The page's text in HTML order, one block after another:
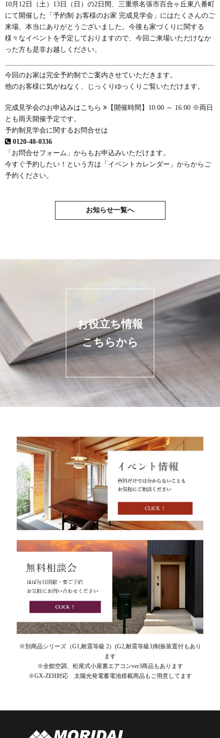
10月12日（土）13日（日）の2日間、三重県名張市百合ヶ丘東八番町
にて開催した「予約制 お客様のお家 完成見学会」にはたくさんのご
来場、本当にありがとうございました。今後も家づくりに関する
様々なイベントを予定しておりますので、今回ご来場いただけなか
った方も是非お越しください。
今回のお家は完全予約制でご案内させていただきます。
他のお客様に気がねなく、じっくりゆっくりご覧いただけます。
完成見学会のお申込みはこちら
【開催時間】10:00 ～ 16:00 ※両日
とも雨天開催予定です。
予約制見学会に関するお問合せは
0120-48-0336
「お問合せフォーム」 からもお申込みいただけます。
今すぐ予約したい！という方は 「イベントカレンダー」 からからご
予約ください。
お知らせ一覧へ
お役立ち情報
こちらから
※別商品シリーズ（G1,耐震等級 2）(G2,耐震等級3)制振装置付もあり
ます
※全館空調、松尾式小屋裏エアコンver3商品もあります
※GX-ZEH対応 太陽光発電蓄電池搭載商品もご用意してます